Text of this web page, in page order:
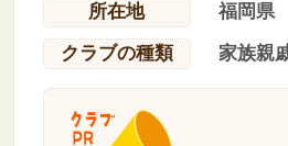
所在地
福岡県
クラブの種類
家族親